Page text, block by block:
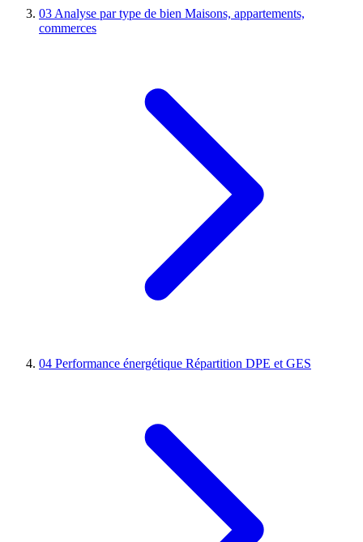
03 Analyse par type de bien Maisons, appartements,
commerces
04 Performance énergétique Répartition DPE et GES